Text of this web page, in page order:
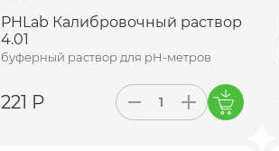
PHLab Калибровочный раствор
4.01
буферный раствор для pH-метров
221 Р